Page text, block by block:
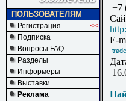
ПОЛЬЗОВАТЕЛЯМ
Регистрация
<<
Подписка
Вопросы FAQ
Разделы
Информеры
Выставки
Реклама
+7
E-